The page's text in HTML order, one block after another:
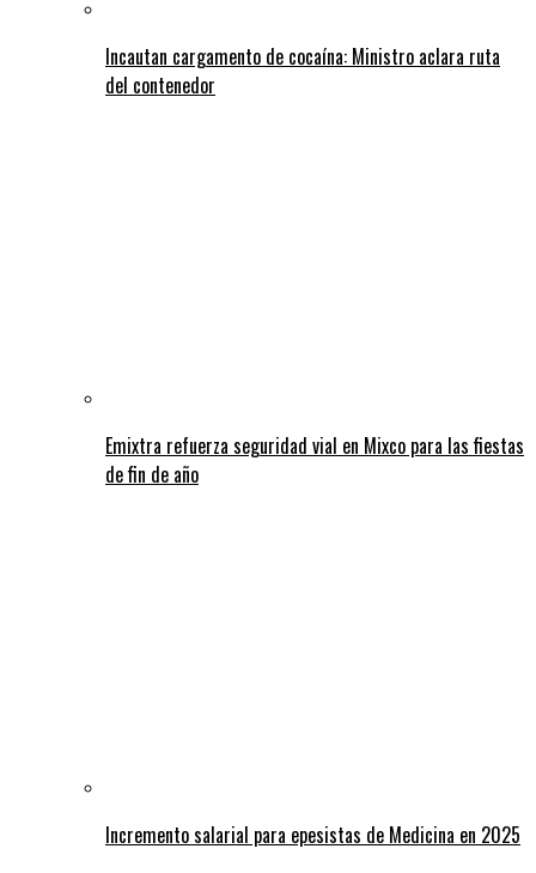
Incautan cargamento de cocaína: Ministro aclara ruta
del contenedor
Emixtra refuerza seguridad vial en Mixco para las fiestas
de fin de año
Incremento salarial para epesistas de Medicina en 2025